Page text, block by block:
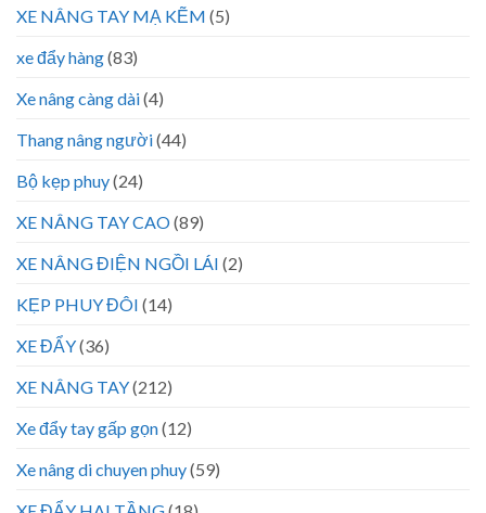
XE NÂNG TAY MẠ KẼM (5)
xe đẩy hàng(83)
Xe nâng càng dài(4)
Thang nâng người(44)
Bộ kẹp phuy(24)
XE NÂNG TAY CAO(89)
XE NÂNG ĐIỆN NGỒI LÁI (2)
KẸP PHUY ĐÔI (14)
XE ĐẨY(36)
XE NÂNG TAY(212)
Xe đẩy tay gấp gọn(12)
Xe nâng di chuyen phuy(59)